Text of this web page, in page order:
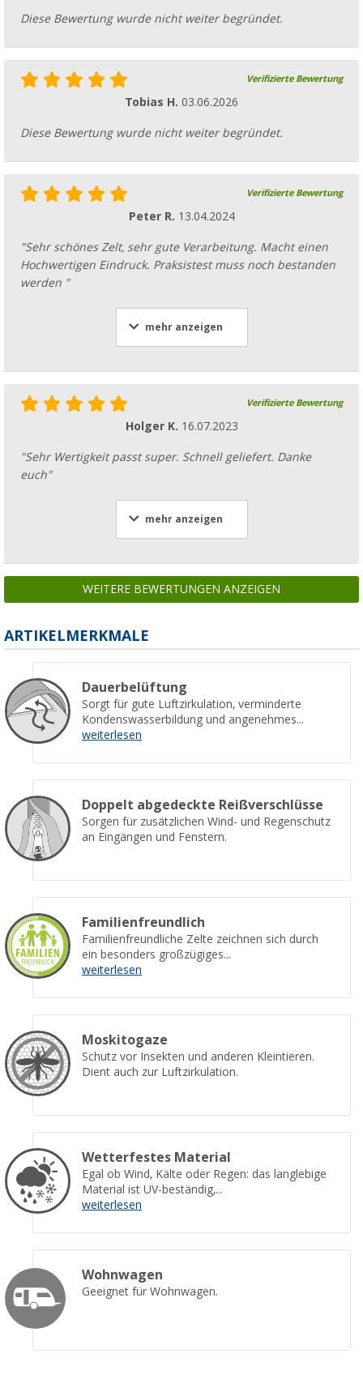
Diese Bewertung wurde nicht weiter begründet.
Verifizierte Bewertung
Tobias H. 03.06.2026
Diese Bewertung wurde nicht weiter begründet.
Verifizierte Bewertung
Peter R. 13.04.2024
"Sehr schönes Zelt, sehr gute Verarbeitung. Macht einen
Hochwertigen Eindruck. Praksistest muss noch bestanden
werden "
mehr anzeigen
Verifizierte Bewertung
Holger K. 16.07.2023
"Sehr Wertigkeit passt super. Schnell geliefert. Danke
euch"
mehr anzeigen
WEITERE BEWERTUNGEN ANZEIGEN
ARTIKELMERKMALE
Dauerbelüftung
Sorgt für gute Luftzirkulation, verminderte
Kondenswasserbildung und angenehmes...
weiterlesen
Doppelt abgedeckte Reißverschlüsse
Sorgen für zusätzlichen Wind- und Regenschutz
an Eingängen und Fenstern.
Familienfreundlich
Familienfreundliche Zelte zeichnen sich durch
ein besonders großzügiges...
weiterlesen
Moskitogaze
Schutz vor Insekten und anderen Kleintieren.
Dient auch zur Luftzirkulation.
Wetterfestes Material
Egal ob Wind, Kälte oder Regen: das langlebige
Material ist UV-beständig,...
weiterlesen
Wohnwagen
Geeignet für Wohnwagen.